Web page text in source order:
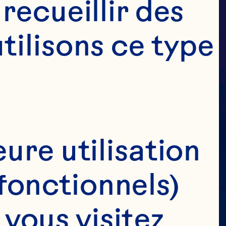
des
ce type
utilisation
visitez